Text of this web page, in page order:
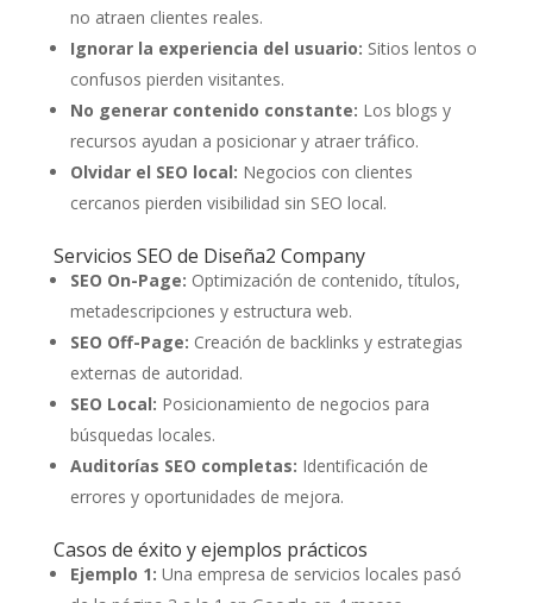
no atraen clientes reales.
Ignorar la experiencia del usuario: Sitios lentos o
confusos pierden visitantes.
No generar contenido constante: Los blogs y
recursos ayudan a posicionar y atraer tráfico.
Olvidar el SEO local: Negocios con clientes
cercanos pierden visibilidad sin SEO local.
Servicios SEO de Diseña2 Company
SEO On-Page: Optimización de contenido, títulos,
metadescripciones y estructura web.
SEO Off-Page: Creación de backlinks y estrategias
externas de autoridad.
SEO Local: Posicionamiento de negocios para
búsquedas locales.
Auditorías SEO completas: Identificación de
errores y oportunidades de mejora.
Casos de éxito y ejemplos prácticos
Ejemplo 1: Una empresa de servicios locales pasó